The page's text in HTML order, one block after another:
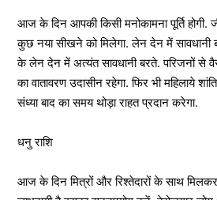
आज के दिन आपकी किसी मनोकामना पूर्ति होगी.
कुछ नया सीखने को मिलेगा. लेन देन में सावधानी
के लेन देन में अत्यंत सावधानी बरते. परिजनों से
का वातावरण उदासीन रहेगा. फिर भी महिलाये
संध्या बाद का समय थोड़ा राहत प्रदान करेगा.
धनु राशि
आज के दिन मित्रों और रिश्तेदारों के साथ